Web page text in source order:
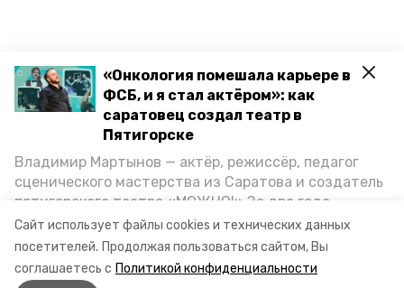
Сайт использует файлы cookies и технических данных
посетителей. Продолжая пользоваться сайтом, Вы
соглашаетесь с Политикой конфиденциальности
«Онкология помешала карьере в
ФСБ, и я стал актёром»: как
саратовец создал театр в
Пятигорске
Владимир Мартынов — актёр, режиссёр, педагог
сценического мастерства из Саратова и создатель
пятигорского театра «МОЖНО!» За два года
существования театр выпустил восемь спектаклей,
впереди — новые премьеры. О том, как стал
артистом, попал в Пятигорск и собрал труппу,
режиссёр рассказал корреспонденту «Портала